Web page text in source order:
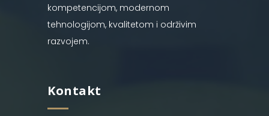
kompetencijom, modernom
tehnologijom, kvalitetom i održivim
razvojem.
Kontakt